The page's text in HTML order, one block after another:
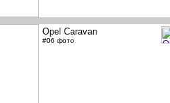
Opel Caravan
#06 фото